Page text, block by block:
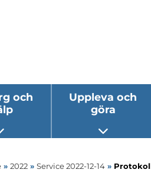
och
undermeny
Uppleva och
göra
Öppna
» 2022 » Service 2022-12-14 »